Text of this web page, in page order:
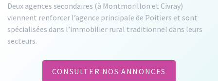
Deux agences secondaires (à Montmorillon et Civray)
viennent renforcer l’agence principale de Poitiers et sont
spécialisées dans l’immobilier rural traditionnel dans leurs
secteurs.
CONSULTER NOS ANNONCES